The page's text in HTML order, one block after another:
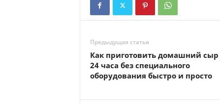
Предыдущая статья
Как приготовить домашний сыр
24 часа без специального
оборудования быстро и просто